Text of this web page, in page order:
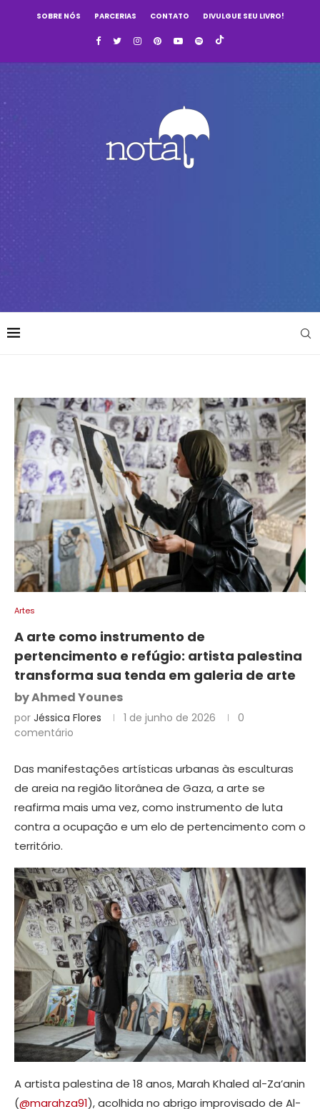
SOBRE NÓS PARCERIAS CONTATO DIVULGUE SEU LIVRO!
Artes
A arte como instrumento de
pertencimento e refúgio: artista palestina
transforma sua tenda em galeria de arte
by Ahmed Younes
por Jéssica Flores 1 de junho de 2026
0
comentário
Das manifestações artísticas urbanas às esculturas
de areia na região litorânea de Gaza, a arte se
reafirma mais uma vez, como instrumento de luta
contra a ocupação e um elo de pertencimento com o
território.
A artista palestina de 18 anos, Marah Khaled al-Za’anin
(@marahza91), acolhida no abrigo improvisado de Al-